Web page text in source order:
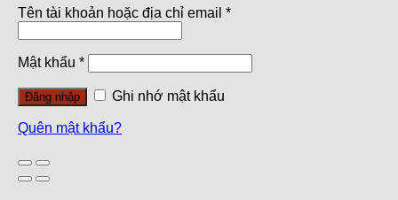
Tên tài khoản hoặc địa chỉ email *
Mật khẩu *
Đăng nhập Ghi nhớ mật khẩu
Quên mật khẩu?